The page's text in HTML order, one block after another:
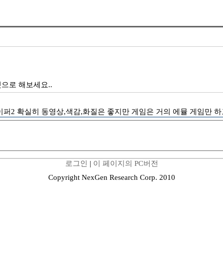
로 해보세요..
2 확실히 동영상,색감,화질은 좋지만 게임은 거의 에뮬 게임만
로그인 | 이 페이지의 PC버전
Copyright NexGen Research Corp. 2010